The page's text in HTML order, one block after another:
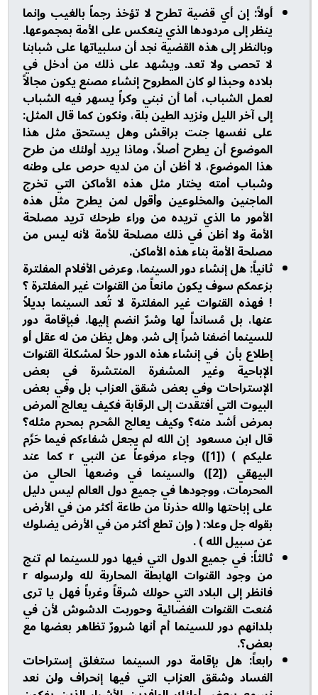
أولاً: إن أي قضية تطرح لا تؤخذ رجماً بالغيب وإنما
ينظر إلى مردودها الذي ينعكس على الأمة بمجموعها.
وبالنظر إلى هذه القضية نجد أن سلبياتها على شبابنا
لا تحصى ولا تعد. ويشهد على ذلك من أدخل في
بلاده وحبذا لو كان المطروح إنشاء مصنع يكون مجالاً
لعمل الشباب، أما أن نبني وكراً يسهر فيه الشباب
إلى آخر الليل ونزيد الطين بلة، ونكون كما قال المثل:
على نفسها جنت براقش وهل يستحق مثل هذا
الموضوع أن يطرح أصلاً، وماذا يريد أولئك من طرح
هذا الموضوع، لا أظن أن من لديه حرص على وطنه
وشباب أمته يختار مثل هذه الأماكن التي تخرج
الماجنين والمخلوعين وأقول لمن يطرح مثل هذه
الأمور ما الذي تريده من وراء طرحك تريد مصلحة
الأمة ولا أظن في ذلك مصلحة للأمة لأنه ليس من
مصلحة الأمة بناء هذه الأماكن.
ثانياً: هل إنشاء دور السينما، وعرض الأفلام المفلترة
بزعمكم سوف يكون مانعاً من القنوات غير المفلترة ؟
! فهذه القنوات غير المفلترة لا تُعد السينما بديلاً
عنها، بل مُسانداً لها وشرٌ انضم إليها. فبإقامة دور
للسينما أضفنا شراً إلى شر. وهل يظن من له عقل أو
إطلاع بأن في إنشاء هذه الدور حلاً لمشكلة القنوات
الإباحية وغير المشفرة المنتشرة في بعض
الإستراحات وفي بعض شقق العزاب بل وفي بعض
البيوت التي أفتقدت إلى الرقابة فكيف يعالج المرض
بمرض أشد منه؟ وكيف يعالج المُحرم بمحرم مثله؟
قال ابن مسعود إن الله لم يجعل شفاءكم فيما حَرَّم
عليكم ) ([1]) وجاء مرفوعاً عن النبي r كما عند
البيهقي ([2]) والسينما في وضعها الحالي من
المحرمات، ووجودها في جميع دول العالم ليس دليل
على إباحتها والله حذرنا من طاعة أكثر من في الأرض
بقوله جل وعلا: ( وإن تطع أكثر من في الأرض يضلوك
عن سبيل الله ) .
ثالثاً: في جميع الدول التي فيها دور للسينما لم تنج
من وجود القنوات الهابطة المحاربة لله ولرسوله r
فانظر إلى البلاد التي حولك شرقاً وغرباً فهل يا ترى
مُنعت القنوات الفضائية وحوربت الدشوش لأن في
بلدانهم دور للسينما أم أنها شرورٌ تظاهر بعضها مع
بعض؟.
رابعاً: هل بإقامة دور السينما ستغلق إستراحات
الفساد وشقق العزاب التي فيها إنحراف ولن نعد